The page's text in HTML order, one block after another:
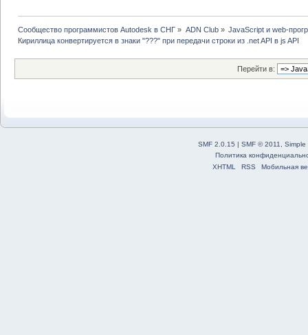
Сообщество программистов Autodesk в СНГ » ADN Club» JavaScript и web-
Кириллица конвертируется в знаки "???" при передачи строки из .net API в js API
Перейти в:
SMF 2.0.15 | SMF © 2011, Simple
Политика
XHTML
RSS Мобильная